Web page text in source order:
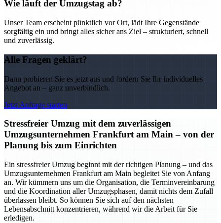
Wie läuft der Umzugstag ab?
Unser Team erscheint pünktlich vor Ort, lädt Ihre Gegenstände
sorgfältig ein und bringt alles sicher ans Ziel – strukturiert, schnell
und zuverlässig.
Alle Fragen geklärt?
Dann probieren Sie es jetzt aus und fordern Sie Ihr individuelles
Angebot an – ganz unverbindlich.
Jetzt Anfrage starten
Stressfreier Umzug mit dem zuverlässigen
Umzugsunternehmen Frankfurt am Main – von der
Planung bis zum Einrichten
Ein stressfreier Umzug beginnt mit der richtigen Planung – und das
Umzugsunternehmen Frankfurt am Main begleitet Sie von Anfang
an. Wir kümmern uns um die Organisation, die Terminvereinbarung
und die Koordination aller Umzugsphasen, damit nichts dem Zufall
überlassen bleibt. So können Sie sich auf den nächsten
Lebensabschnitt konzentrieren, während wir die Arbeit für Sie
erledigen.